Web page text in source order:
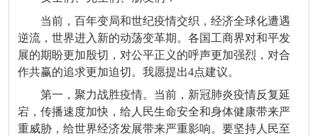
当前，百年变局和世纪疫情交织，经济全球化遭遇
逆流，世界进入新的动荡变革期。各国工商界对和平发
展的期盼更加殷切，对公平正义的呼声更加强烈，对合
作共赢的追求更加迫切。我愿提出4点建议。
第一，聚力战胜疫情。当前，新冠肺炎疫情反复延
宕，传播速度加快，给人民生命安全和身体健康带来严
重威胁，给世界经济发展带来严重影响。要坚持人民至